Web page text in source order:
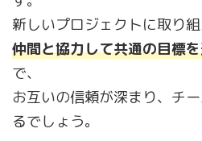
新しいプロジェクトに取り組
仲間と協力して共通の目標
で、
お互いの信頼が深まり、チ
るでしょう。